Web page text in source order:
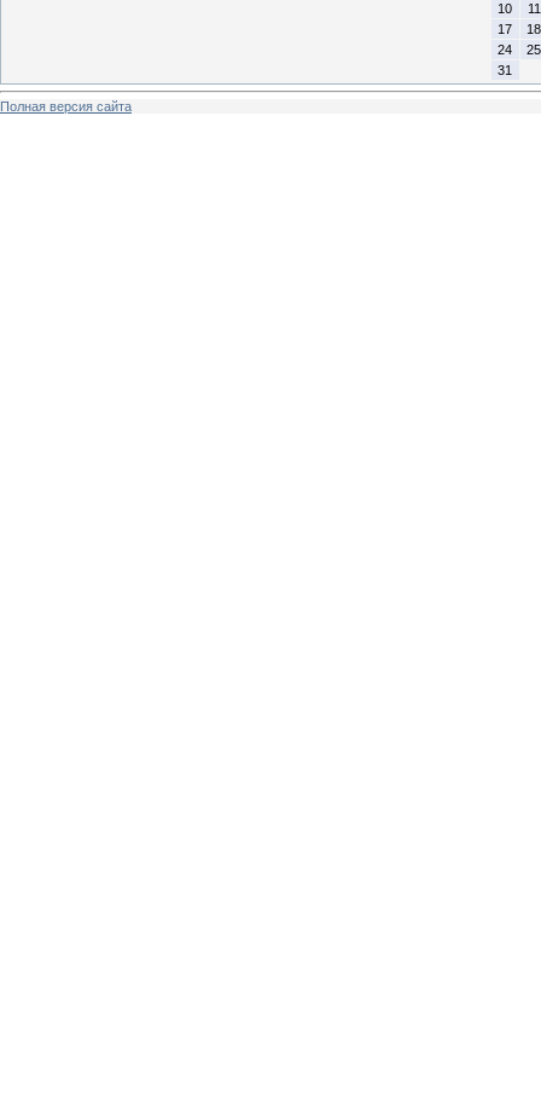
10
11
17
18
24
25
31
Полная версия сайта